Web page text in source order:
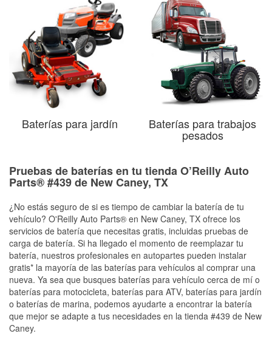
Baterías para jardín Baterías para trabajos
pesados
Pruebas de baterías en tu tienda O’Reilly Auto
Parts® #439 de New Caney, TX
¿No estás seguro de si es tiempo de cambiar la batería de tu
vehículo? O'Reilly Auto Parts® en New Caney, TX ofrece los
servicios de batería que necesitas gratis, incluidas pruebas de
carga de batería. Si ha llegado el momento de reemplazar tu
batería, nuestros profesionales en autopartes pueden instalar
gratis* la mayoría de las baterías para vehículos al comprar una
nueva. Ya sea que busques baterías para vehículo cerca de mí o
baterías para motocicleta, baterías para ATV, baterías para jardín
o baterías de marina, podemos ayudarte a encontrar la batería
que mejor se adapte a tus necesidades en la tienda #439 de New
Caney.